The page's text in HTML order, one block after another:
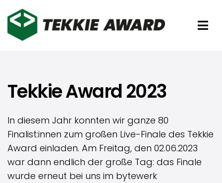
Inhalt
springen
Partner
Förderer
Über uns
Tekkie Award 2023
In diesem Jahr konnten wir ganze 80
Finalist:innen zum großen Live-Finale des Tekkie
Award einladen. Am Freitag, den 02.06.2023
war dann endlich der große Tag: das Finale
wurde erneut bei uns im bytewerk